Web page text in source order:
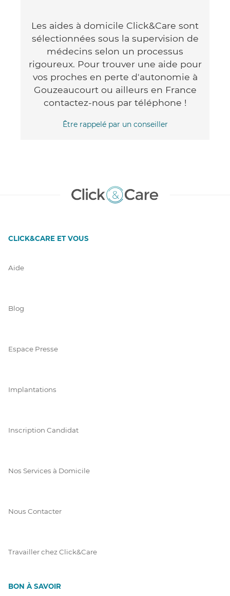
Les aides à domicile Click&Care sont
sélectionnées sous la supervision de
médecins selon un processus
rigoureux. Pour trouver une aide pour
vos proches en perte d'autonomie à
Gouzeaucourt ou ailleurs en France
contactez-nous par téléphone !
Être rappelé par un conseiller
CLICK&CARE ET VOUS
Aide
Blog
Espace Presse
Implantations
Inscription Candidat
Nos Services à Domicile
Nous Contacter
Travailler chez Click&Care
BON À SAVOIR